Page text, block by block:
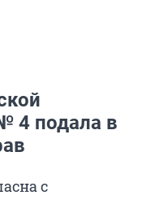
4 подала в
с